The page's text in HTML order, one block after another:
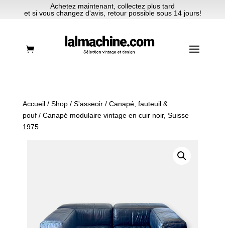
Achetez maintenant, collectez plus tard
et si vous changez d'avis, retour possible sous 14 jours!
Accueil/ Shop/ S'asseoir/ Canapé, fauteuil &
pouf/ Canapé modulaire vintage en cuir noir, Suisse
1975